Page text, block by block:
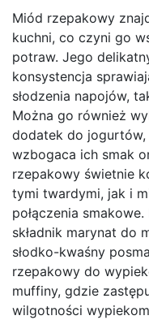
Miód rzepakowy
kuchni, co czyni go
potraw. Jego
konsystencja
słodzenia napojów,
Można go również
dodatek do
wzbogaca ich smak
rzepakowy świetnie
tymi twardymi, jak i
połączenia
składnik marynat do
słodko-kwaśny
rzepakowy do
muffiny, gdzie
wilgotności